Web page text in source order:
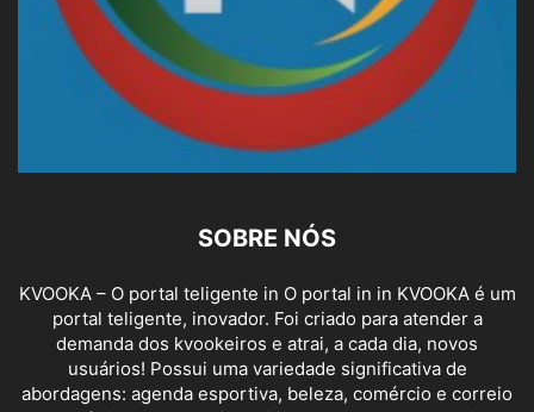
SOBRE NÓS
KVOOKA – O portal teligente in O portal in in KVOOKA é um
portal teligente, inovador. Foi criado para atender a
demanda dos kvookeiros e atrai, a cada dia, novos
usuários! Possui uma variedade significativa de
abordagens: agenda esportiva, beleza, comércio e correio